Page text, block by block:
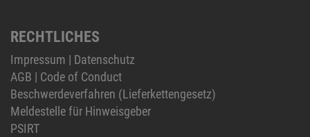
RECHTLICHES
Impressum | Datenschutz
AGB | Code of Conduct
Beschwerdeverfahren (Lieferkettengesetz)
Meldestelle für Hinweisgeber
PSIRT